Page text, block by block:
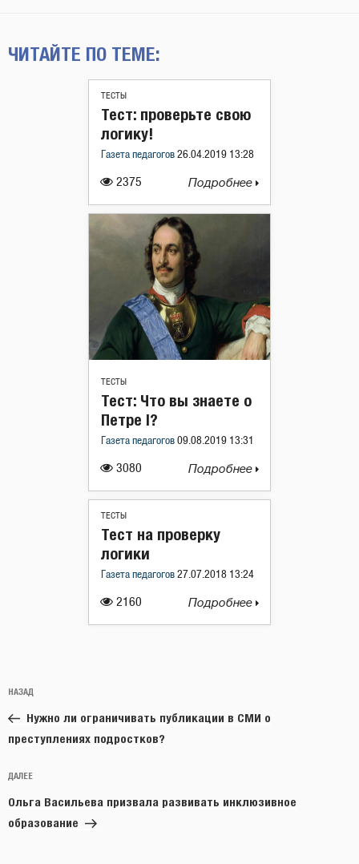
ЧИТАЙТЕ ПО ТЕМЕ:
ТЕСТЫ
2375
Тест: проверьте свою
логику!
Газета педагогов 26.04.2019 13:28
Подробнее
ТЕСТЫ
3080
Тест: Что вы знаете о
Петре I?
Газета педагогов 09.08.2019 13:31
Подробнее
ТЕСТЫ
2160
Тест на проверку
логики
Газета педагогов 27.07.2018 13:24
Подробнее
по
записям
Предыдущая
запись:
НАЗАД
Нужно ли ограничивать публикации в СМИ о
преступлениях подростков?
Следующая
запись
ДАЛЕЕ
Ольга Васильева призвала развивать инклюзивное
образование